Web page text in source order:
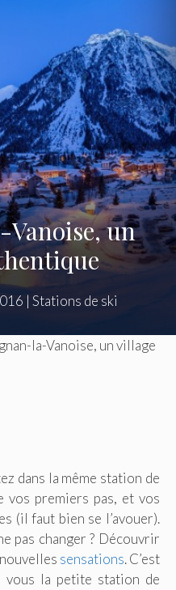
un
| Stations de ski
la-Vanoise, un village
dans la même station de
vos premiers pas, et vos
(il faut bien se l’avouer).
pas changer ? Découvrir
sensations. C’est
la petite station de